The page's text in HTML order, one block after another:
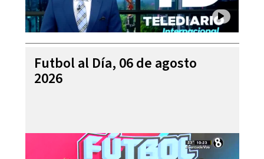
Futbol al Día, 06 de agosto
2026